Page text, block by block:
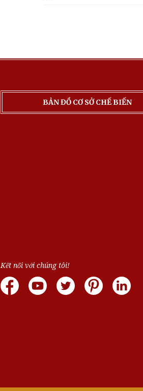
BẢN ĐỒ CƠ SỞ CHẾ BIẾN
Kết nối với chúng tôi!